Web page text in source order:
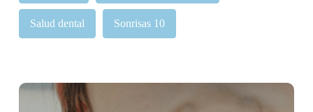
Salud dental Sonrisas 10